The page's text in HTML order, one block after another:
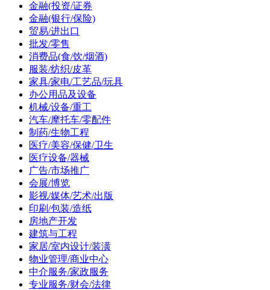
金融(投资/证券
金融(银行/保险)
贸易/进出口
批发/零售
消费品(食/饮/烟酒)
服装/纺织/皮革
家具/家电/工艺品/玩具
办公用品及设备
机械/设备/重工
汽车/摩托车/零配件
制药/生物工程
医疗/美容/保健/卫生
医疗设备/器械
广告/市场推广
会展/博览
影视/媒体/艺术/出版
印刷/包装/造纸
房地产开发
建筑与工程
家居/室内设计/装潢
物业管理/商业中心
中介服务/家政服务
专业服务/财会/法律